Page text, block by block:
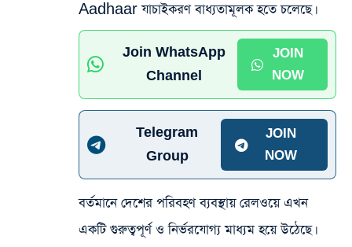
Aadhaar যাচাইকরণ বাধ্যতামূলক হতে চলেছে।
Join WhatsApp
Channel
JOIN
NOW
Telegram
Group
JOIN
NOW
বর্তমানে দেশের পরিবহণ ব্যবস্থায় রেলওয়ে এখন
একটি গুরুত্বপূর্ণ ও নির্ভরযোগ্য মাধ্যম হয়ে উঠেছে।